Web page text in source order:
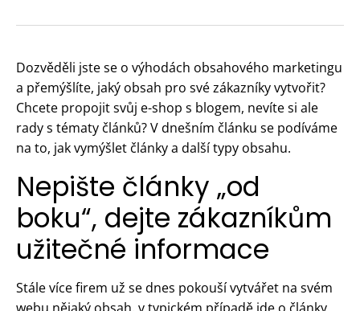
Dozvěděli jste se o výhodách obsahového marketingu
a přemýšlíte, jaký obsah pro své zákazníky vytvořit?
Chcete propojit svůj e-shop s blogem, nevíte si ale
rady s tématy článků? V dnešním článku se podíváme
na to, jak vymýšlet články a další typy obsahu.
Nepište články „od
boku“, dejte zákazníkům
užitečné informace
Stále více firem už se dnes pokouší vytvářet na svém